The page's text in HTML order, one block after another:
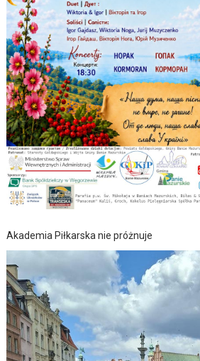
Akademia Piłkarska nie próżnuje